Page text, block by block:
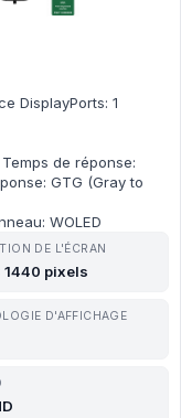
DisplayPorts: 1
de réponse:
GTG (Gray to
WOLED
DE L'ÉCRAN
1440 pixels
D'AFFICHAGE